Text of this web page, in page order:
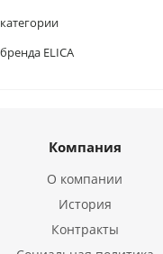
ELICA
Компания
О компании
История
Контракты